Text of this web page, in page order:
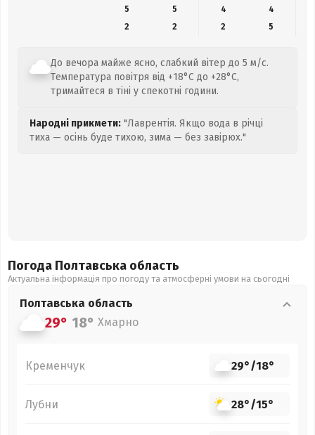
5
5 4
4
2
2 2 5
До вечора майже ясно, слабкий вітер до 5 м/с.
Температура повітря від +18°C до +28°C,
тримайтеся в тіні у спекотні години.
Народні прикмети: "Лаврентія. Якщо вода в річці
тиха — осінь буде тихою, зима — без завірюх."
Погода Полтавська область
Актуальна інформація про погоду та атмосферні умови на сьогодні
Полтавська область
29° 18° Хмарно
Кременчук 29°/18°
Лубни 28°/15°